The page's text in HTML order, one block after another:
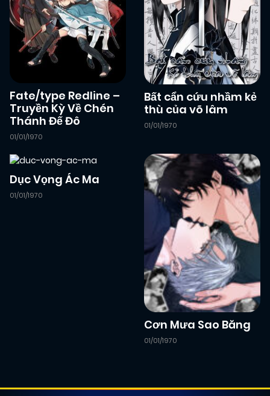
Chapter 3(JL) 19/12/2024
Chapter 2 19/12/2024
Chapter 1(JL) 19/12/2024
Fate/type Redline –
Truyền Kỳ Về Chén
Thánh Đế Đô
01/01/1970
Bất cẩn cứu nhầm kẻ
thù của võ lâm
01/01/1970
Dục Vọng Ác Ma
01/01/1970
Cơn Mưa Sao Băng
01/01/1970